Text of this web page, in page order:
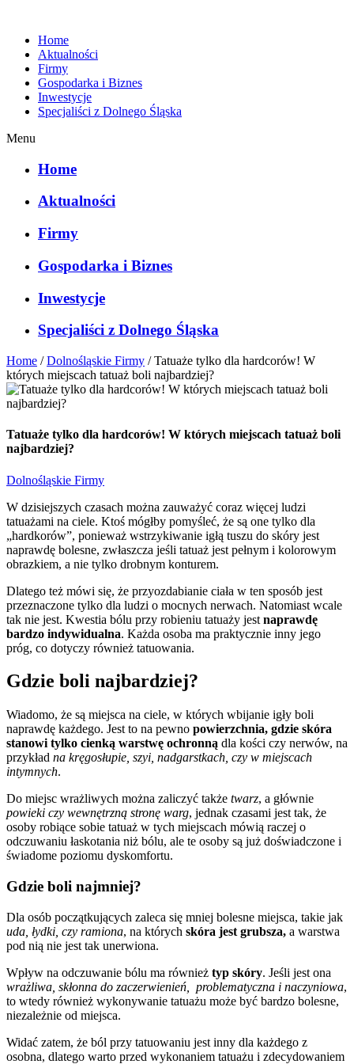
Home
Aktualności
Firmy
Gospodarka i Biznes
Inwestycje
Specjaliści z Dolnego Śląska
Menu
Home
Aktualności
Firmy
Gospodarka i Biznes
Inwestycje
Specjaliści z Dolnego Śląska
Home /Dolnośląskie Firmy /Tatuaże tylko dla hardcorów! W
których miejscach tatuaż boli najbardziej?
Tatuaże tylko dla hardcorów! W których miejscach tatuaż boli
najbardziej?
Dolnośląskie Firmy
W dzisiejszych czasach można zauważyć coraz więcej ludzi
tatuażami na ciele. Ktoś mógłby pomyśleć, że są one tylko dla
„hardkorów”, ponieważ wstrzykiwanie igłą tuszu do skóry jest
naprawdę bolesne, zwłaszcza jeśli tatuaż jest pełnym i kolorowym
obrazkiem, a nie tylko drobnym konturem.
Dlatego też mówi się, że przyozdabianie ciała w ten sposób jest
przeznaczone tylko dla ludzi o mocnych nerwach. Natomiast wcale
tak nie jest. Kwestia bólu przy robieniu tatuaży jest naprawdę
bardzo indywidualna. Każda osoba ma praktycznie inny jego
próg, co dotyczy również tatuowania.
Gdzie boli najbardziej?
Wiadomo, że są miejsca na ciele, w których wbijanie igły boli
naprawdę każdego. Jest to na pewno powierzchnia, gdzie skóra
stanowi tylko cienką warstwę ochronną dla kości czy nerwów, na
przykład na kręgosłupie, szyi, nadgarstkach, czy w miejscach
intymnych.
Do miejsc wrażliwych można zaliczyć także twarz, a głównie
powieki czy wewnętrzną stronę warg, jednak czasami jest tak, że
osoby robiące sobie tatuaż w tych miejscach mówią raczej o
odczuwaniu łaskotania niż bólu, ale te osoby są już doświadczone i
świadome poziomu dyskomfortu.
Gdzie boli najmniej?
Dla osób początkujących zaleca się mniej bolesne miejsca, takie jak
uda, łydki, czy ramiona, na których skóra jest grubsza, a warstwa
pod nią nie jest tak unerwiona.
Wpływ na odczuwanie bólu ma również typ skóry. Jeśli jest ona
wrażliwa, skłonna do zaczerwienień, problematyczna i naczyniowa,
to wtedy również wykonywanie tatuażu może być bardzo bolesne,
niezależnie od miejsca.
Widać zatem, że ból przy tatuowaniu jest inny dla każdego z
osobna, dlatego warto przed wykonaniem tatuażu i zdecydowaniem